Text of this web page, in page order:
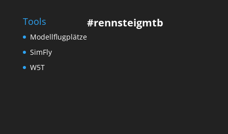
Tools
Modellflugplätze
SimFly
W5T
#rennsteigmtb